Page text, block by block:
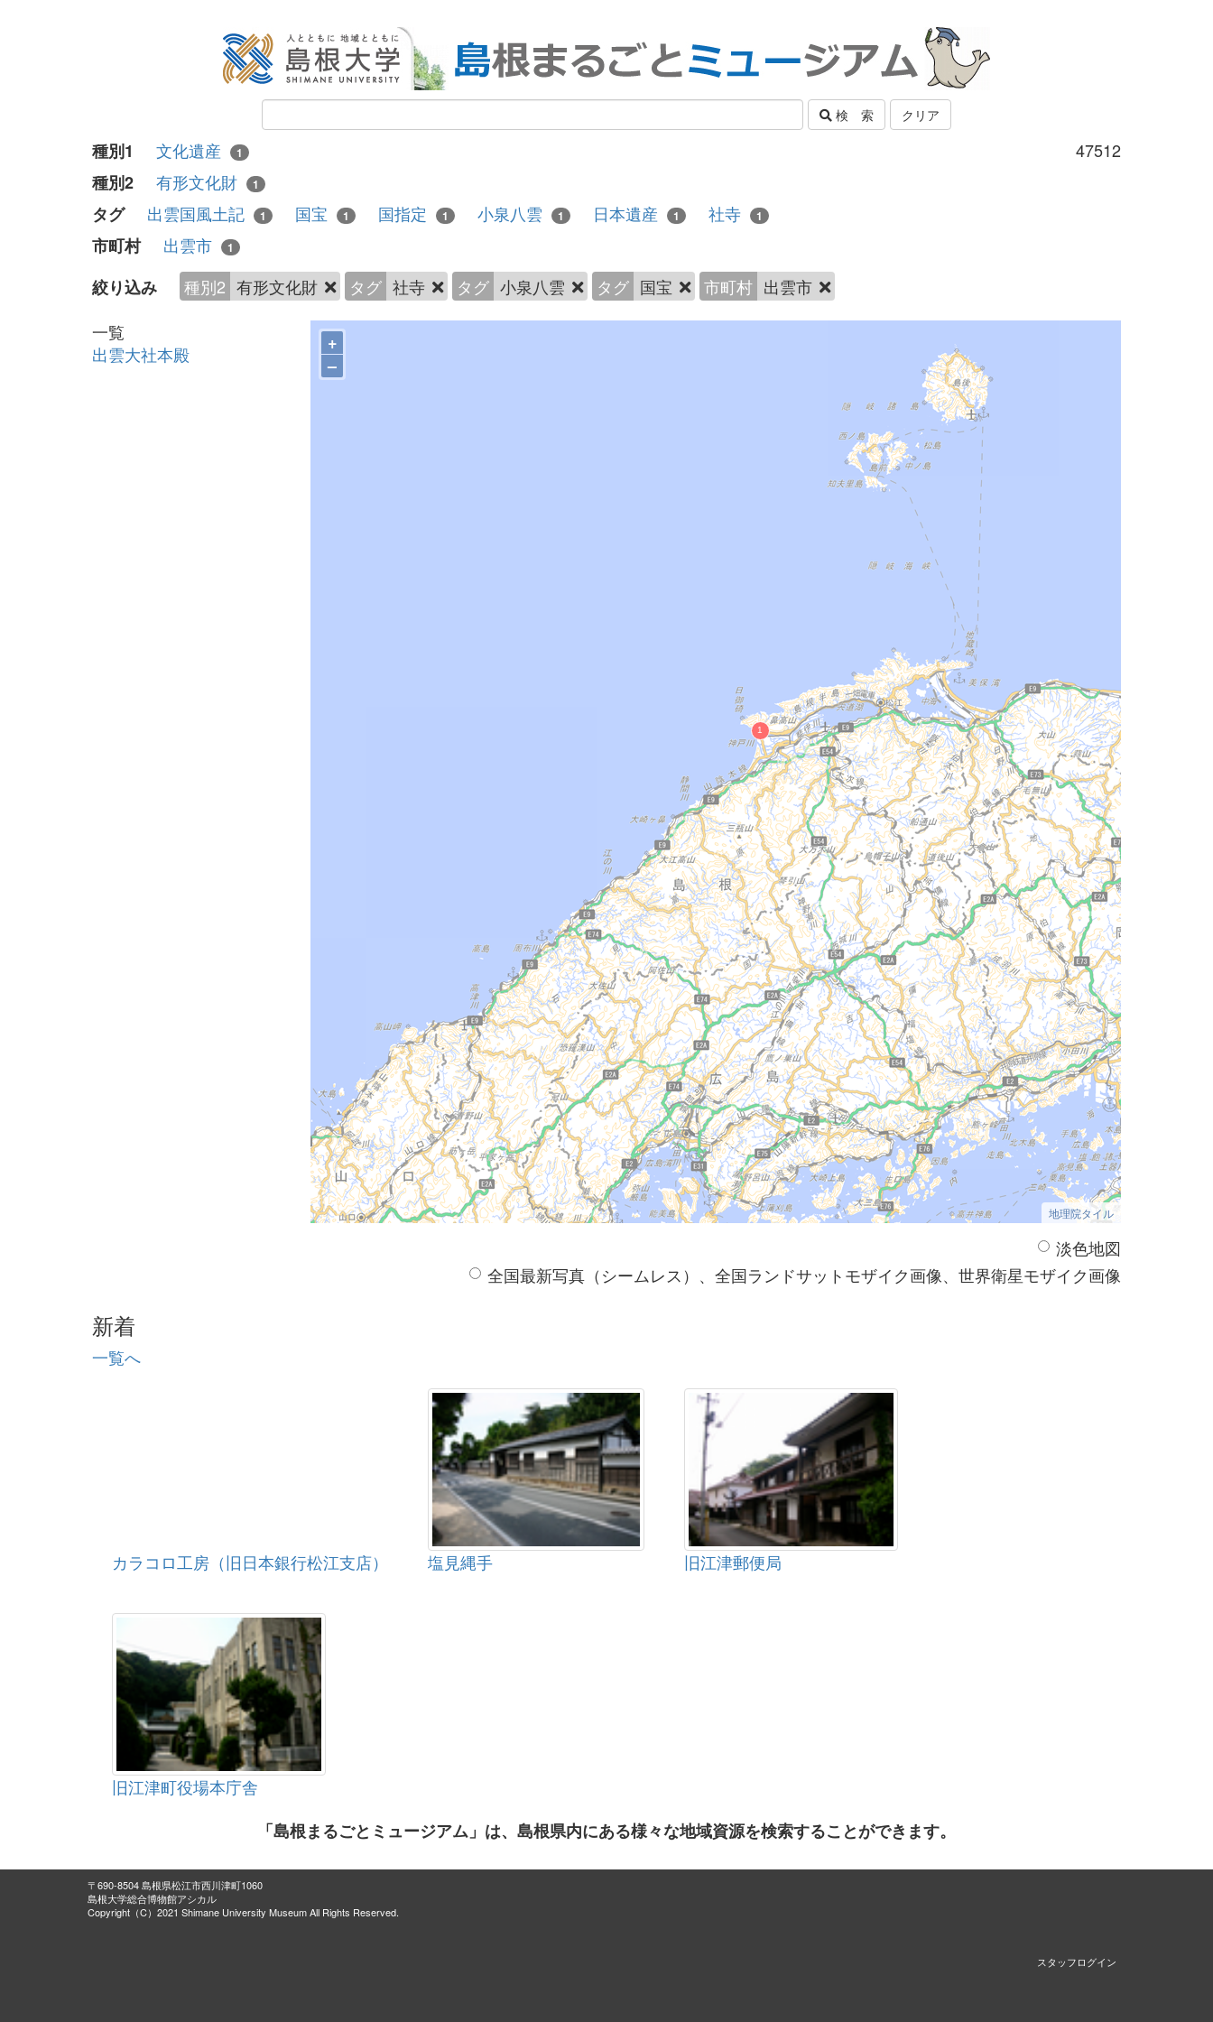
検 索 クリア
47512
種別1 文化遺産 1
種別2 有形文化財 1
タグ 出雲国風土記 1 国宝 1 国指定 1 小泉八雲 1 日本遺産 1 社寺 1
市町村 出雲市 1
絞り込み 種別2 有形文化財 タグ 社寺 タグ 小泉八雲 タグ 国宝 市町村 出雲市
一覧
出雲大社本殿
+
–
地理院タイル
淡色地図
全国最新写真（シームレス）、全国ランドサットモザイク画像、世界衛星モザイク画像
新着
一覧へ
カラコロ工房（旧日本銀行松江支店） 塩見縄手 旧江津郵便局
旧江津町役場本庁舎
「島根まるごとミュージアム」は、島根県内にある様々な地域資源を検索することができます。
〒690-8504 島根県松江市西川津町1060
島根大学総合博物館アシカル
Copyright（C）2021 Shimane University Museum All Rights Reserved.
スタッフログイン